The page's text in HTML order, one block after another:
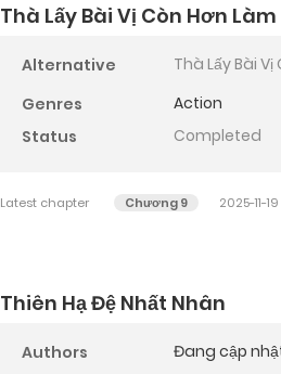
Thà Lấy Bài Vị Còn Hơn
Alternative
Thà Lấy Bài
Genres
Action
Status
Completed
Latest chapter Chương 9 2025-11-19
Thiên Hạ Đệ Nhất Nhân
Authors
Đang cập